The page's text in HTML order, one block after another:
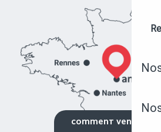
COMMENT VENIR ?